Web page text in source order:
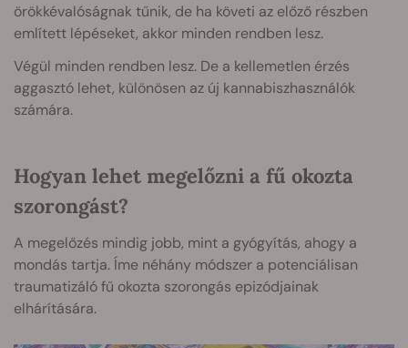
örökkévalóságnak tűnik, de ha követi az előző részben
említett lépéseket, akkor minden rendben lesz.
Végül minden rendben lesz. De a kellemetlen érzés
aggasztó lehet, különösen az új kannabiszhasználók
számára.
Hogyan lehet megelőzni a fű okozta
szorongást?
A megelőzés mindig jobb, mint a gyógyítás, ahogy a
mondás tartja. Íme néhány módszer a potenciálisan
traumatizáló fű okozta szorongás epizódjainak
elhárítására.